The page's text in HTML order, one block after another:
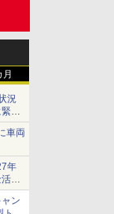
月
況
急
車両
年
動
ン